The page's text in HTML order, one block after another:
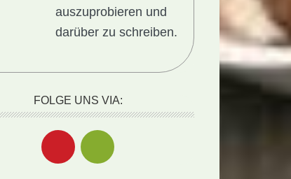
auszuprobieren und
darüber zu schreiben.
FOLGE UNS VIA: